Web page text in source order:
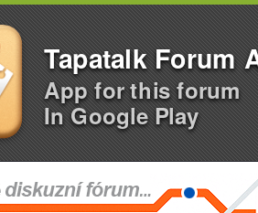
Tapatalk Forum
App for this forum
In Google Play